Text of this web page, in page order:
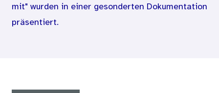
mit" wurden in einer gesonderten Dokumentation
präsentiert.